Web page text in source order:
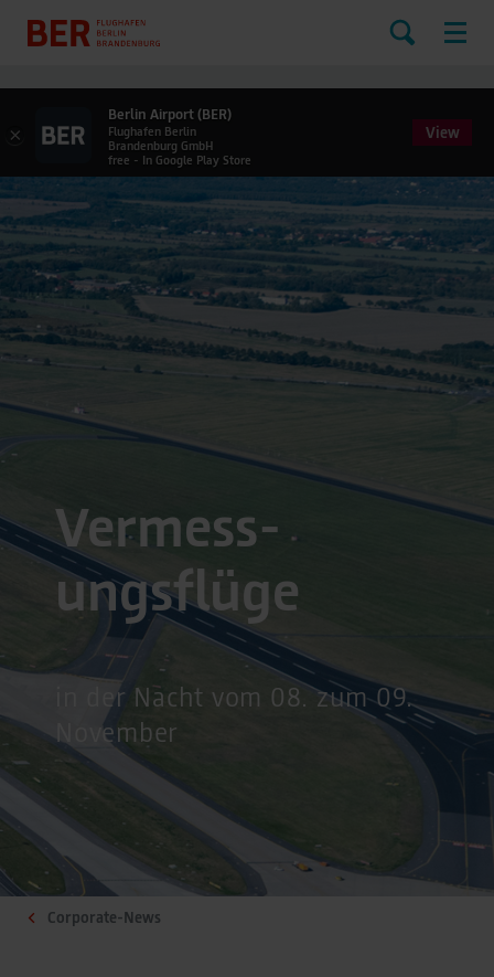
Vermess­
ungsflüge
in der Nacht vom 08. zum 09.
November
Corporate-News
×
Berlin Airport (BER)
Flughafen Berlin
Brandenburg GmbH
free - In Google Play Store
View